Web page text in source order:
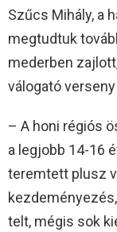
Szűcs Mihály, a
megtudtuk
mederben
válogató
– A honi régiós
a legjobb 14-16
teremtett plusz
telt, mégis sok